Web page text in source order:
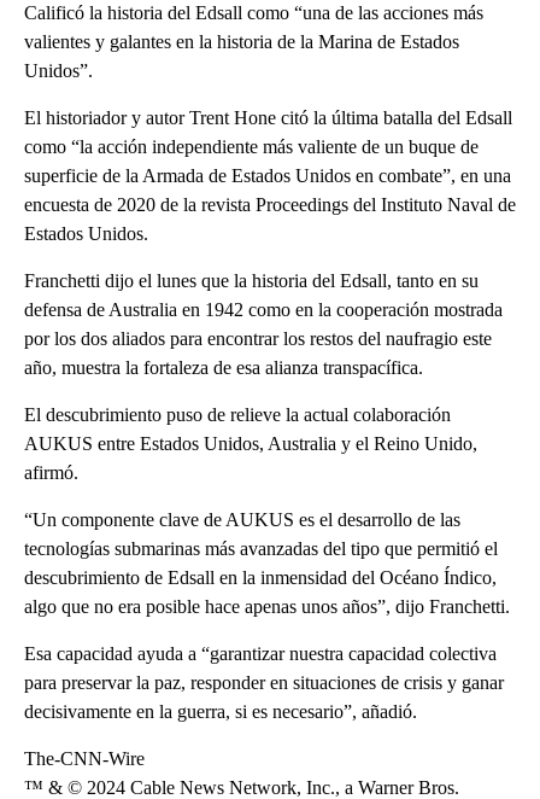
Calificó la historia del Edsall como “una de las acciones más
valientes y galantes en la historia de la Marina de Estados
Unidos”.
El historiador y autor Trent Hone citó la última batalla del Edsall
como “la acción independiente más valiente de un buque de
superficie de la Armada de Estados Unidos en combate”, en una
encuesta de 2020 de la revista Proceedings del Instituto Naval de
Estados Unidos.
Franchetti dijo el lunes que la historia del Edsall, tanto en su
defensa de Australia en 1942 como en la cooperación mostrada
por los dos aliados para encontrar los restos del naufragio este
año, muestra la fortaleza de esa alianza transpacífica.
El descubrimiento puso de relieve la actual colaboración
AUKUS entre Estados Unidos, Australia y el Reino Unido,
afirmó.
“Un componente clave de AUKUS es el desarrollo de las
tecnologías submarinas más avanzadas del tipo que permitió el
descubrimiento de Edsall en la inmensidad del Océano Índico,
algo que no era posible hace apenas unos años”, dijo Franchetti.
Esa capacidad ayuda a “garantizar nuestra capacidad colectiva
para preservar la paz, responder en situaciones de crisis y ganar
decisivamente en la guerra, si es necesario”, añadió.
The-CNN-Wire
™ & © 2024 Cable News Network, Inc., a Warner Bros.